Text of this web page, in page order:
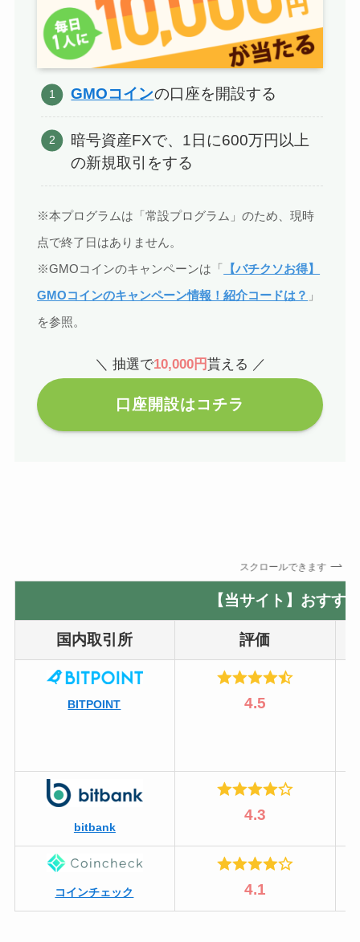
GMOコインの口座を開設する
暗号資産FXで、1日に600万円以上
の新規取引をする
※本プログラムは「常設プログラム」のため、現時
点で終了日はありません。
※GMOコインのキャンペーンは「 【バチクソお得】
GMOコインのキャンペーン情報！紹介コードは？ 」
を参照。
＼ 抽選で10,000円貰える ／
口座開設はコチラ
スクロールできます
【当サイト】おすす
国内取引所 評価
BITPOINT 4.5
bitbank
4.3
コインチェック 4.1